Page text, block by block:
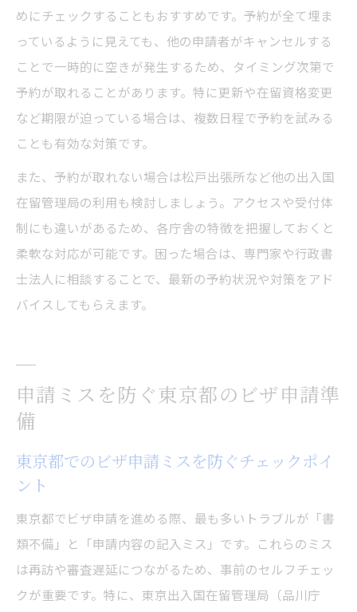
めにチェックすることもおすすめです。予約が全て埋ま
っているように見えても、他の申請者がキャンセルする
ことで一時的に空きが発生するため、タイミング次第で
予約が取れることがあります。特に更新や在留資格変更
など期限が迫っている場合は、複数日程で予約を試みる
ことも有効な対策です。
また、予約が取れない場合は松戸出張所など他の出入国
在留管理局の利用も検討しましょう。アクセスや受付体
制にも違いがあるため、各庁舎の特徴を把握しておくと
柔軟な対応が可能です。困った場合は、専門家や行政書
士法人に相談することで、最新の予約状況や対策をアド
バイスしてもらえます。
申請ミスを防ぐ東京都のビザ申請準
備
東京都でのビザ申請ミスを防ぐチェックポイ
ント
東京都でビザ申請を進める際、最も多いトラブルが「書
類不備」と「申請内容の記入ミス」です。これらのミス
は再訪や審査遅延につながるため、事前のセルフチェッ
クが重要です。特に、東京出入国在留管理局（品川庁